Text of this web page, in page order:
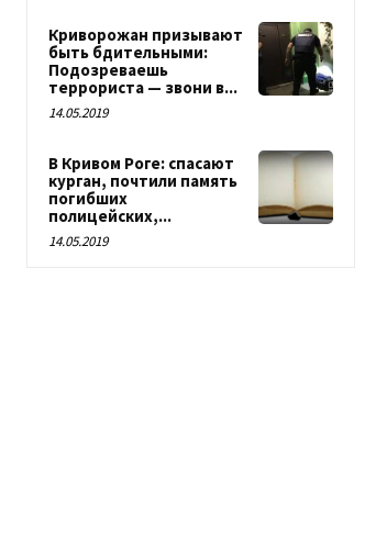
Криворожан призывают
быть бдительными:
Подозреваешь
террориста — звони в...
14.05.2019
В Кривом Роге: спасают
курган, почтили память
погибших
полицейских,...
14.05.2019